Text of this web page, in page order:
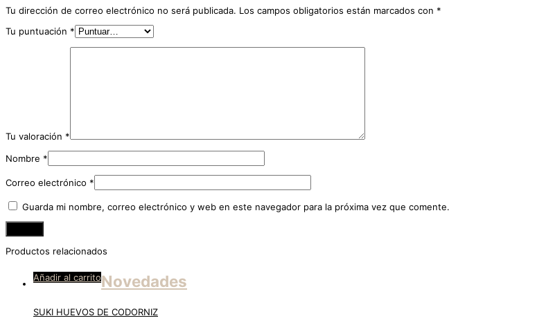
Tu dirección de correo electrónico no será publicada. Los campos obligatorios están marcados con *
Tu puntuación *
Tu valoración *
Nombre *
Correo electrónico *
Guarda mi nombre, correo electrónico y web en este navegador para la próxima vez que comente.
Productos relacionados
Añadir al carritoNovedades
SUKI HUEVOS DE CODORNIZ